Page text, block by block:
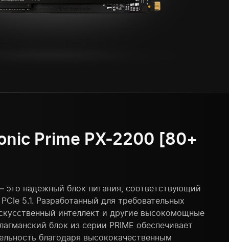
Prime PX-2200 [80+
это надежный блок питания, соответствующий
5.1. Разработанный для требовательных
интеллект и другие высокомощные
блок из серии PRIME обеспечивает
благодаря высококачественным